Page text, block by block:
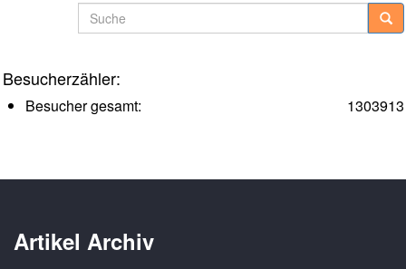
Suche
Besucherzähler:
1303913
Besucher gesamt:
Artikel Archiv